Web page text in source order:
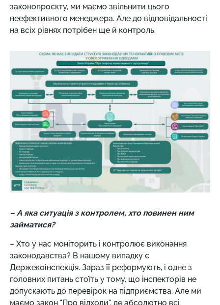
законопроєкту, ми маємо звільнити цього
неефективного менеджера. Але до відповідальності
на всіх рівнях потрібен ще й контроль.
– А яка ситуація з контролем, хто повинен ним
займатися?
– Хто у нас моніторить і контролює виконання
законодавства? В нашому випадку є
Держекоінспекція. Зараз її реформують, і одне з
головних питань стоїть у тому, що інспекторів не
допускають до перевірок на підприємства. Але ми
маємо закон "Про відходи", де абсолютно всі